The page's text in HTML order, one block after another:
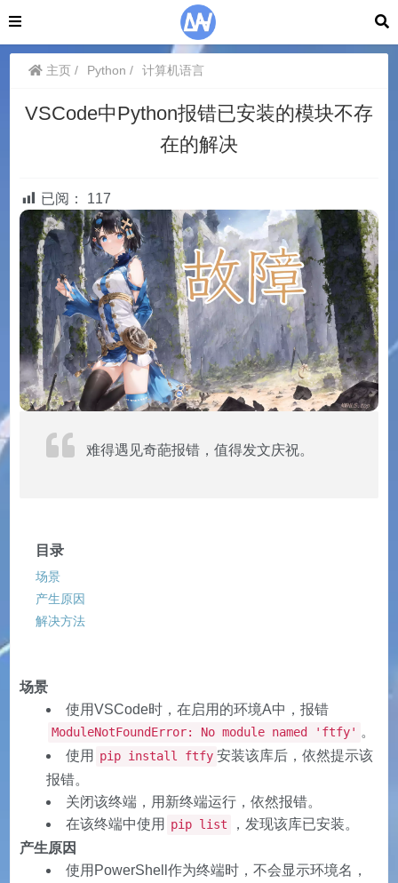
主页 Python 计算机语言
VSCode中Python报错已安装的模块不存
在的解决
已阅： 117
难得遇见奇葩报错，值得发文庆祝。
目录
场景
产生原因
解决方法
场景
使用VSCode时，在启用的环境A中，报错
ModuleNotFoundError: No module named 'ftfy' 。
使用
pip install ftfy 安装该库后，依然提示该
报错。
关闭该终端，用新终端运行，依然报错。
在该终端中使用
pip list
，发现该库已安装。
产生原因
使用PowerShell作为终端时，不会显示环境名，